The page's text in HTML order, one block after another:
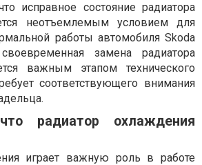
исправное состояние радиатора
неотъемлемым условием для
работы автомобиля Skoda
замена радиатора
важным этапом технического
соответствующего внимания
радиатор охлаждения
играет важную роль в работе